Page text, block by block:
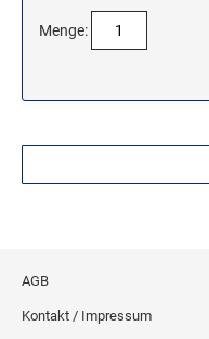
Menge:
AGB
Kontakt / Impressum